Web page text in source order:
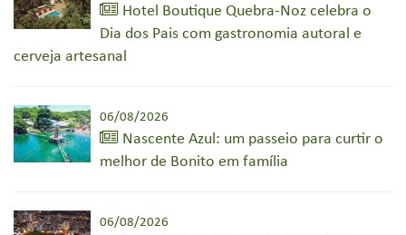
Hotel Boutique Quebra-Noz celebra o
Dia dos Pais com gastronomia autoral e
cerveja artesanal
06/08/2026
Nascente Azul: um passeio para curtir o
melhor de Bonito em família
06/08/2026